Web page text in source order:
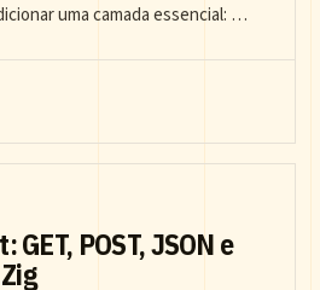
uma camada essencial: …
GET, POST, JSON e